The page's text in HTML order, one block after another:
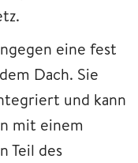
eine fest
Dach. Sie
und kann
mit einem
Teil des